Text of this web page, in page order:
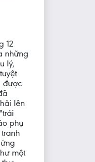
12
những
lý,
được
lên
phụ
một